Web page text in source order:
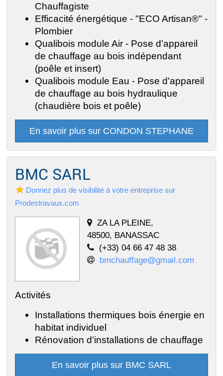
Chauffagiste
Efficacité énergétique - "ECO Artisan®" -
Plombier
Qualibois module Air - Pose d'appareil
de chauffage au bois indépendant
(poêle et insert)
Qualibois module Eau - Pose d'appareil
de chauffage au bois hydraulique
(chaudière bois et poêle)
En savoir plus sur CONDON STEPHANE
BMC SARL
Donnez plus de visibilité à votre entreprise sur
Prodestravaux.com
ZA LA PLEINE,
48500, BANASSAC
(+33) 04 66 47 48 38
bmchauffage@gmail.com
Activités
Installations thermiques bois énergie en
habitat individuel
Rénovation d'installations de chauffage
En savoir plus sur BMC SARL